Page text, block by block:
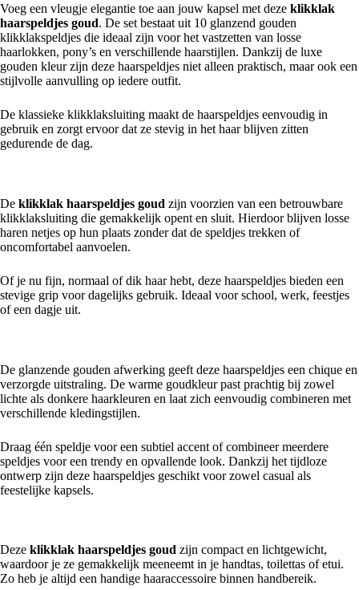
Voeg een vleugje elegantie toe aan jouw kapsel met deze klikklak
haarspeldjes goud. De set bestaat uit 10 glanzend gouden
klikklakspeldjes die ideaal zijn voor het vastzetten van losse
haarlokken, pony’s en verschillende haarstijlen. Dankzij de luxe
gouden kleur zijn deze haarspeldjes niet alleen praktisch, maar ook een
stijlvolle aanvulling op iedere outfit.
De klassieke klikklaksluiting maakt de haarspeldjes eenvoudig in
gebruik en zorgt ervoor dat ze stevig in het haar blijven zitten
gedurende de dag.
De klikklak haarspeldjes goud zijn voorzien van een betrouwbare
klikklaksluiting die gemakkelijk opent en sluit. Hierdoor blijven losse
haren netjes op hun plaats zonder dat de speldjes trekken of
oncomfortabel aanvoelen.
Of je nu fijn, normaal of dik haar hebt, deze haarspeldjes bieden een
stevige grip voor dagelijks gebruik. Ideaal voor school, werk, feestjes
of een dagje uit.
De glanzende gouden afwerking geeft deze haarspeldjes een chique en
verzorgde uitstraling. De warme goudkleur past prachtig bij zowel
lichte als donkere haarkleuren en laat zich eenvoudig combineren met
verschillende kledingstijlen.
Draag één speldje voor een subtiel accent of combineer meerdere
speldjes voor een trendy en opvallende look. Dankzij het tijdloze
ontwerp zijn deze haarspeldjes geschikt voor zowel casual als
feestelijke kapsels.
Deze klikklak haarspeldjes goud zijn compact en lichtgewicht,
waardoor je ze gemakkelijk meeneemt in je handtas, toilettas of etui.
Zo heb je altijd een handige haaraccessoire binnen handbereik.